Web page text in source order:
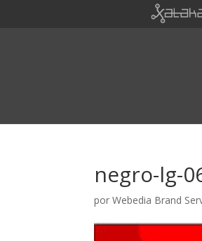
negro-lg-
porWebedia Brand